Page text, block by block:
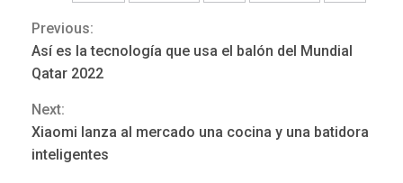
Continue
Reading
Previous:
Así es la tecnología que usa el balón del Mundial
Qatar 2022
Next:
Xiaomi lanza al mercado una cocina y una batidora
inteligentes
LATINOAMÉRICA Y CARIBE